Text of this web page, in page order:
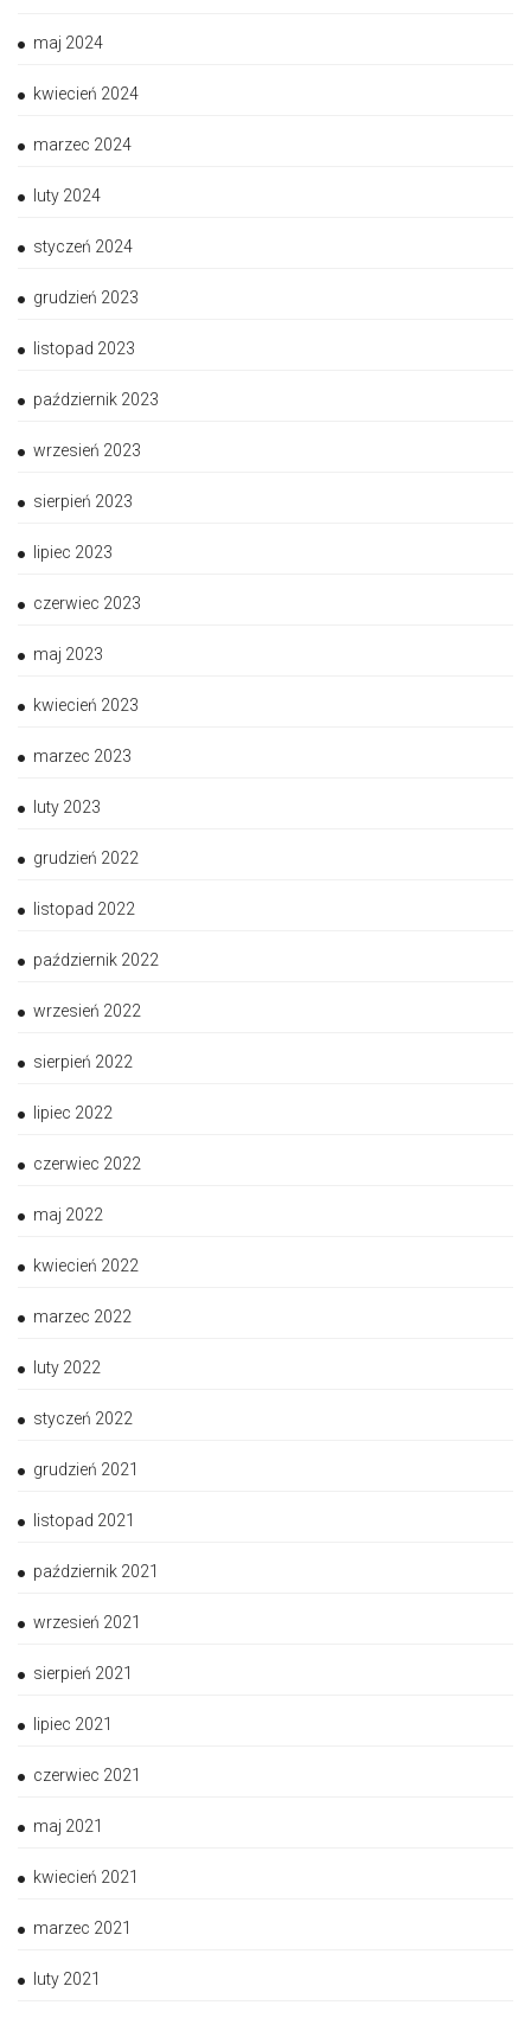
maj 2024
kwiecień 2024
marzec 2024
luty 2024
styczeń 2024
grudzień 2023
listopad 2023
październik 2023
wrzesień 2023
sierpień 2023
lipiec 2023
czerwiec 2023
maj 2023
kwiecień 2023
marzec 2023
luty 2023
grudzień 2022
listopad 2022
październik 2022
wrzesień 2022
sierpień 2022
lipiec 2022
czerwiec 2022
maj 2022
kwiecień 2022
marzec 2022
luty 2022
styczeń 2022
grudzień 2021
listopad 2021
październik 2021
wrzesień 2021
sierpień 2021
lipiec 2021
czerwiec 2021
maj 2021
kwiecień 2021
marzec 2021
luty 2021